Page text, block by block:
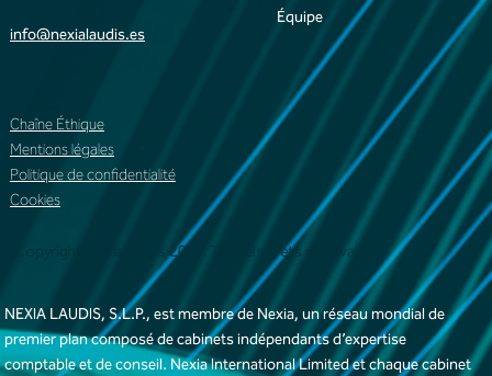
Copyright NexiaLaudis 2025. Tots els drets reservats
info@nexialaudis.es
Équipe
Chaîne Éthique
Mentions légales
Politique de confidentialité
Cookies
NEXIA LAUDIS, S.L.P., est membre de Nexia, un réseau mondial de
premier plan composé de cabinets indépendants d’expertise
comptable et de conseil. Nexia International Limited et chaque cabinet